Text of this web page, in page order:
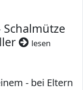
lesen
- bei Eltern